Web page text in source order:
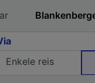
Enkele reis